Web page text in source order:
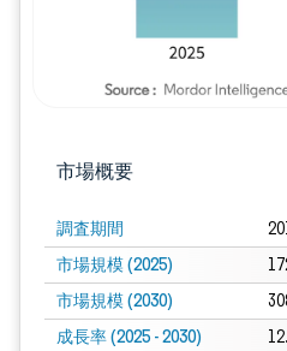
市場概要
調査期間
市場規模 (2025)
市場規模 (2030)
成長率 (2025 - 2030)